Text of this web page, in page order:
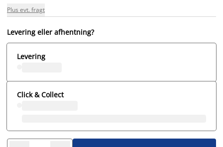
Plus evt. fragt
Levering eller afhentning?
Levering
Click & Collect